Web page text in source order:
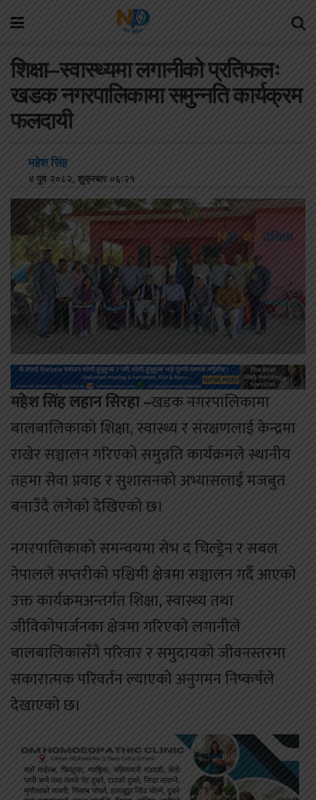
शिक्षा–स्वास्थ्यमा लगानीको प्रतिफलः
खडक नगरपालिकामा समुन्नति कार्यक्रम
फलदायी
महेश सिंह
४ पुष २०८२, शुक्रबार ०६:२१
महेश सिंह लहान सिरहा –खडक नगरपालिकामा
बालबालिकाको शिक्षा, स्वास्थ्य र संरक्षणलाई केन्द्रमा
राखेर सञ्चालन गरिएको समुन्नति कार्यक्रमले स्थानीय
तहमा सेवा प्रवाह र सुशासनको अभ्यासलाई मजबुत
बनाउँदै लगेकाे देखिएको छ।
नगरपालिकाको समन्वयमा सेभ द चिल्ड्रेन र सबल
नेपालले सप्तरीको पश्चिमी क्षेत्रमा सञ्चालन गर्दै आएको
उक्त कार्यक्रमअन्तर्गत शिक्षा, स्वास्थ्य तथा
जीविकोपार्जनका क्षेत्रमा गरिएको लगानीले
बालबालिकासँगै परिवार र समुदायको जीवनस्तरमा
सकारात्मक परिवर्तन ल्याएको अनुगमन निष्कर्षले
देखाएको छ।